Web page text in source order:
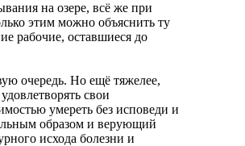
на озере, всё же при
этим можно объяснить ту
рабочие, оставшиеся до
очередь. Но ещё тяжелее,
свои
умереть без исповеди и
образом и верующий
исхода болезни и